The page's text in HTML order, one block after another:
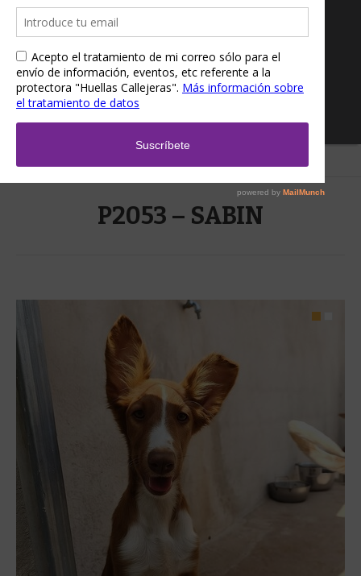
P2053 – SABIN